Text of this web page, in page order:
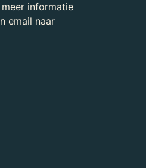
informatie
email naar